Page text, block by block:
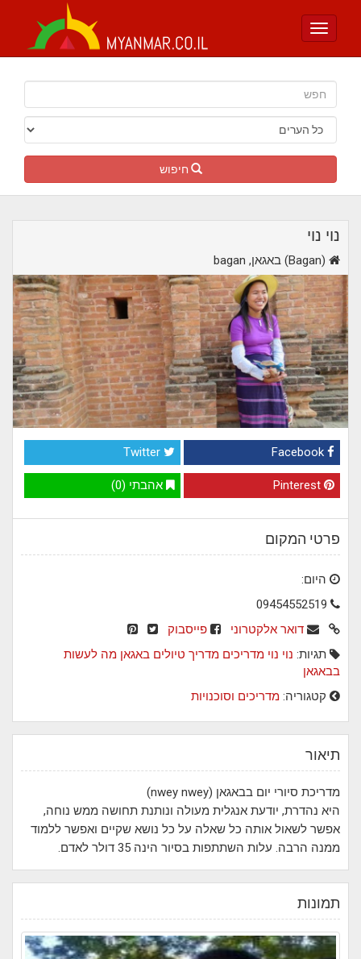
Toggle
חיפוש
נוי נוי
bagan ,באגאן (Bagan)
Twitter
אהבתי (0)
פרטי המקום
היום:
09454552519
דואר אלקטרוני
פייסבוק
תגיות: נוי נוי מדריכים מדריך טיולים באגאן מה לעשות
בבאגאן
קטגוריה: מדריכים וסוכנויות
תיאור
מדריכת סיורי יום בבאגאן (nwey nwey)
היא נהדרת, יודעת אנגלית מעולה ונותנת תחושה ממש נוחה,
אפשר לשאול אותה כל שאלה על כל נושא שקיים ואפשר ללמוד
ממנה הרבה. עלות השתתפות בסיור הינה 35 דולר לאדם.
תמונות